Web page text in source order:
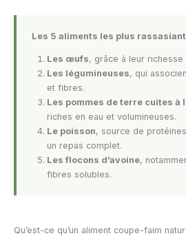
Les 5 aliments les plus
Les œufs, grâce à leur richesse
Les légumineuses, qui
et fibres.
Les pommes de terre cuites à
riches en eau et volumineuses.
Le poisson, source de
un repas complet.
Les flocons d’avoine,
fibres solubles.
Qu’est-ce qu’un aliment coupe-faim